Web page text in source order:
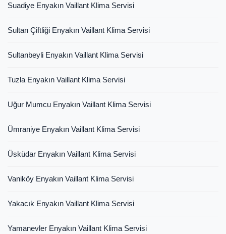
Suadiye Enyakın Vaillant Klima Servisi
Sultan Çiftliği Enyakın Vaillant Klima Servisi
Sultanbeyli Enyakın Vaillant Klima Servisi
Tuzla Enyakın Vaillant Klima Servisi
Uğur Mumcu Enyakın Vaillant Klima Servisi
Ümraniye Enyakın Vaillant Klima Servisi
Üsküdar Enyakın Vaillant Klima Servisi
Vaniköy Enyakın Vaillant Klima Servisi
Yakacık Enyakın Vaillant Klima Servisi
Yamanevler Enyakın Vaillant Klima Servisi